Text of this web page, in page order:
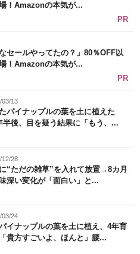
！Amazonの本気が...
PR
セールやってたの？」80％OFF以
！Amazonの本気が...
PR
03/13
パイナップルの葉を土に植えた
後、目を疑う結果に「もう、...
12/28
“ただの雑草”を入れて放置→8カ月
い変化が「面白い」と...
03/24
イナップルの葉を土に植え、4年育
方すごいよ、ほんと」腰...